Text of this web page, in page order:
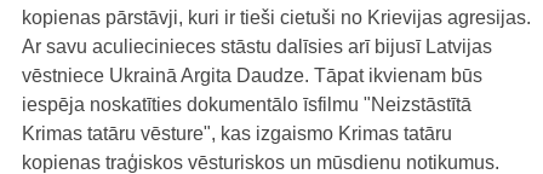
kopienas pārstāvji, kuri ir tieši cietuši no Krievijas agresijas.
Ar savu aculiecinieces stāstu dalīsies arī bijusī Latvijas
vēstniece Ukrainā Argita Daudze. Tāpat ikvienam būs
iespēja noskatīties dokumentālo īsfilmu "Neizstāstītā
Krimas tatāru vēsture", kas izgaismo Krimas tatāru
kopienas traģiskos vēsturiskos un mūsdienu notikumus.